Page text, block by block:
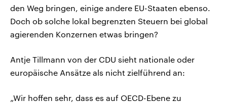
den Weg bringen, einige andere EU-Staaten ebenso.
Doch ob solche lokal begrenzten Steuern bei global
agierenden Konzernen etwas bringen?
Antje Tillmann von der CDU sieht nationale oder
europäische Ansätze als nicht zielführend an:
„Wir hoffen sehr, dass es auf OECD-Ebene zu